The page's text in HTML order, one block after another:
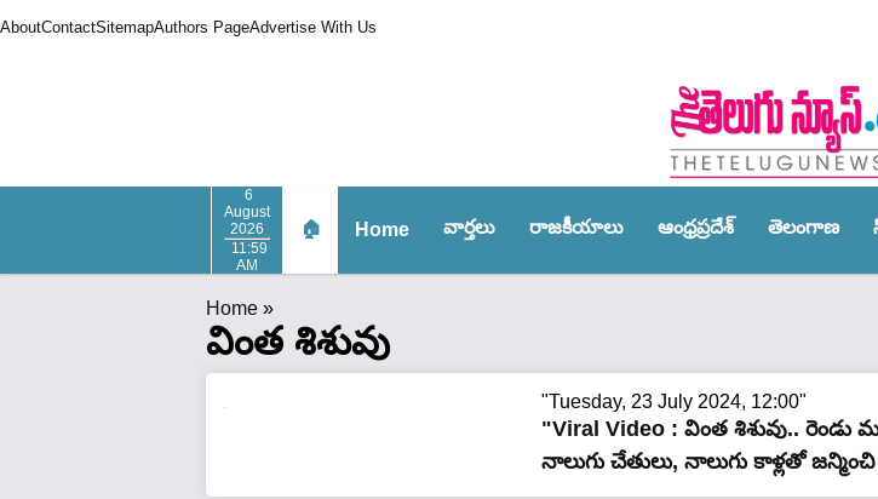
AboutContactSitemapAuthors PageAdvertise With Us
6
August
2026
11:59
AM
🏠 Home వార్త‌లు రాజ‌కీయాలు ఆంధ్ర‌ప్ర‌దేశ్‌ తెలంగాణ‌
Home »
వింత శిశువు
"Tuesday, 23 July 2024, 12:00"
"Viral Video : వింత శిశువు.. రెండు
నాలుగు చేతులు, నాలుగు కాళ్లతో